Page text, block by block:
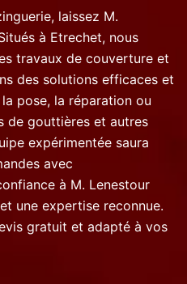
laissez M.
à Etrechet, nous
travaux de couverture et
des solutions efficaces et
pose, la réparation ou
de gouttières et autres
expérimentée saura
avec
à M. Lenestour
une expertise reconnue.
gratuit et adapté à vos